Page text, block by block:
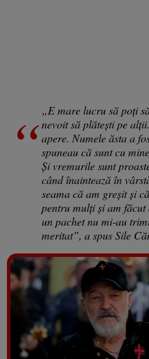
„E mare lucru să poți
nevoit să plătești pe
apere. Numele ăsta a
spuneau că sunt cu
Și vremurile sunt
când înaintează în
seama că am greșit și
pentru mulți și am
un pachet nu mi-au
meritat”, a spus Sile